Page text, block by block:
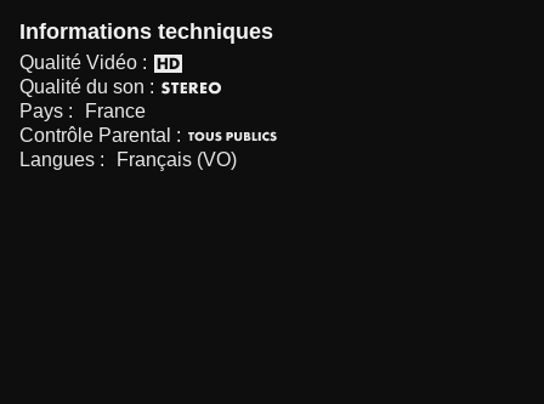
Informations techniques
Qualité Vidéo :
Qualité du son :
Pays :
France
Contrôle Parental :
Langues :
Français (VO)